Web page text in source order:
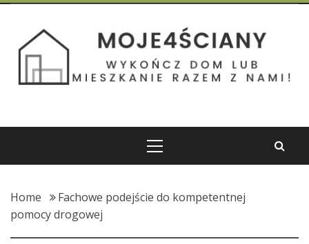
Skip
content Moje 4 Ściany
Home
Fachowe podejście do kompetentnej
pomocy drogowej